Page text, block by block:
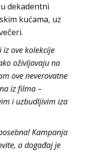
dekadentni
kućama, uz
ove kolekcije
oživljavaju na
ove neverovatne
iz filma –
i uzbudljivim iza
Kampanja
a događaj je